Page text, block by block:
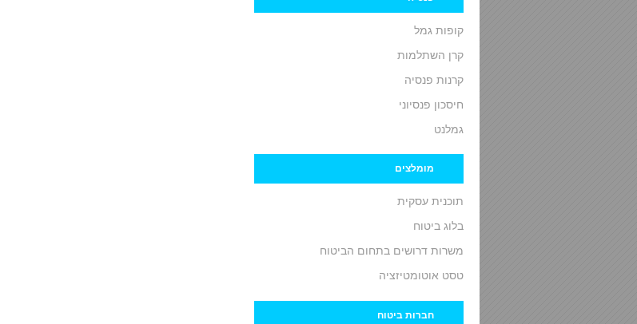
קופות גמל
קרן השתלמות
קרנות פנסיה
חיסכון פנסיוני
גמלנט
מומלצים
תוכנית עסקית
בלוג ביטוח
משרות דרושים בתחום הביטוח
טסט אוטומטיזציה
חברות ביטוח